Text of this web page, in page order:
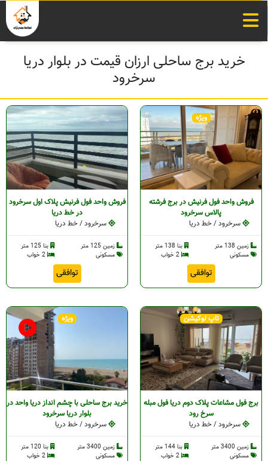
خرید برج ساحلی ارزان قیمت در بلوار دریا
سرخرود
ویژه
فروش واحد فول فرنیش در برج فرشته
پالاس سرخرود
سرخرود / خط دریا
زمین 138 متر
بنا 138 متر
مسکونی
توافقی
فروش واحد فول فرنیش پلاک اول سرخرود
در خط دریا
سرخرود / خط دریا
زمین 125 متر
بنا 125 متر
مسکونی
توافقی
تاپ لوکیشن
برج فول مشاعات پلاک دوم دریا فول مبله
سرخ رود
سرخرود / خط دریا
زمین 3400 متر
بنا 144 متر
مسکونی
ویژه
خرید برج ساحلی با چشم انداز دریا واحد در
بلوار دریا سرخرود
سرخرود / خط دریا
زمین 3400 متر
بنا 120 متر
مسکونی